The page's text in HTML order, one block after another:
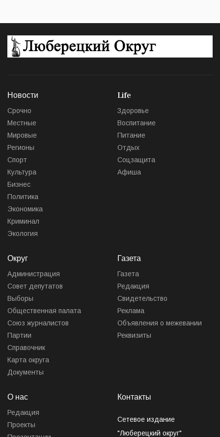
Новости
Срочно
Местные
Мировые
Регионы
Спорт
Культура
Бизнес
Политика
Экономика
Криминал
Экология
Life
Здоровье
Воспитание
Питание
Отдых
Соцзащита
Афиша
Округ
Администрация
Совет депутатов
Выборы
Общественная палата
Союз журналистов
Партии
Справочник
Карта округа
Документы
Газета
Газета
Редакция
Свидетельство
Реклама
Объявления о межевании
Реквизиты
О нас
Редакция
Проекты
Контакты
Сетевое издание
"Люберецкий округ"